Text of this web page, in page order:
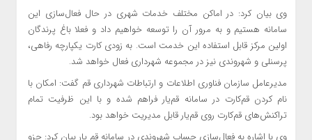
وی بیان کرد: در اماکن مختلف خدمات شهری در حال فعال‌سازی این
سامانه هستیم و به مرور آن را توسعه خواهیم داد و فعلا باغ پرندگان
اولین مرکز قابل استفاده این خدمت است. به زودی کارت یکپارچه رفاهی،
پرسنلی و شهروندی نیز در مجموعه شهرداری فعال خواهد شد.
مدیرعامل‌ سازمان فناوری اطلاعات و ارتباطات شهرداری قم گفت: امکان با
نام کردن قم‌کارت در سامانه قم‌یار فراهم شده و با این ظرفیت تمام
تراکنش‌های قم‌کارت روی قم‌یار قابل مدیریت خواهد بود.
وی با اشاره به فعال‌سازی حساب شهروندی در سامانه قم یار بیان کرد: جزو